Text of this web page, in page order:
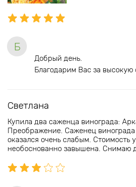
Б
Добрый день.
Благодарим Вас за
Светлана
Купила два саженца винограда:
Преображение. Саженец
оказался очень слабым. Стоимость
необоснованно завышена. Снимаю